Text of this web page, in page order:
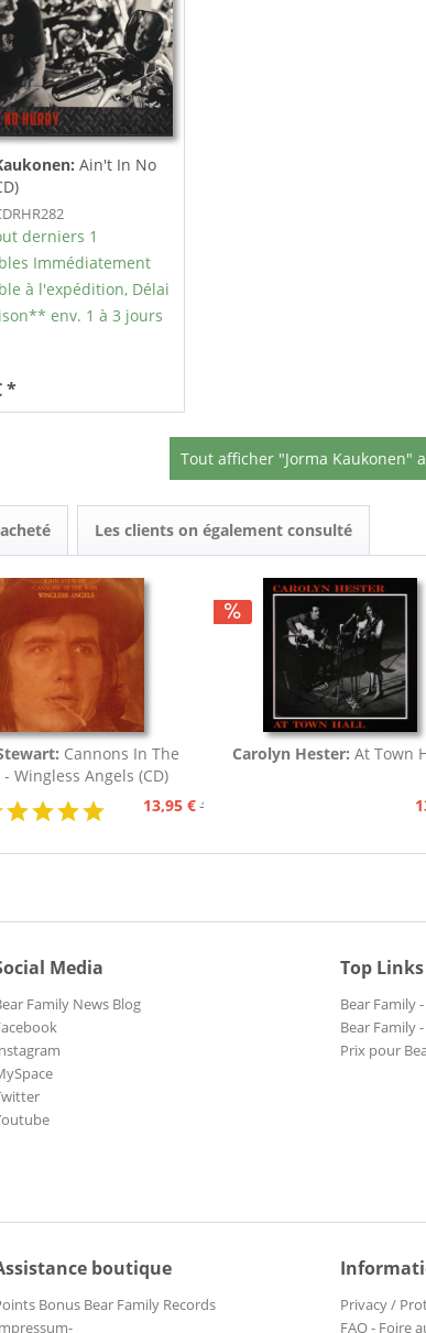
Ain't In No
derniers 1
Immédiatement
à l'expédition, Délai
env. 1 à 3 jours
*
Tout afficher "Jorma Kaukonen"
Les clients on également consulté
Cannons In The
- Wingless Angels (CD)
13,95 € 15,95 €
Carolyn Hester: At Town
Media
Family News Blog
Top Links
Bear Family
Bear Family
Prix pour
boutique
Bonus Bear Family Records
Privacy /
FAQ - Foire